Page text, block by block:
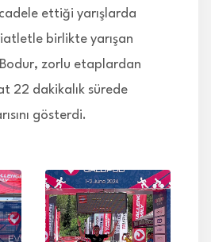
ettiği yarışlarda
birlikte yarışan
zorlu etaplardan
22 dakikalık sürede
gösterdi.